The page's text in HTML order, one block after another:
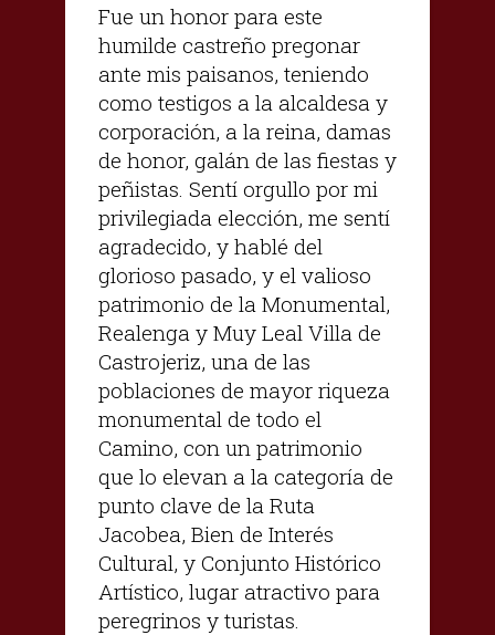
Fue un honor para este
humilde castreño pregonar
ante mis paisanos, teniendo
como testigos a la alcaldesa y
corporación, a la reina, damas
de honor, galán de las fiestas y
peñistas. Sentí orgullo por mi
privilegiada elección, me sentí
agradecido, y hablé del
glorioso pasado, y el valioso
patrimonio de la Monumental,
Realenga y Muy Leal Villa de
Castrojeriz, una de las
poblaciones de mayor riqueza
monumental de todo el
Camino, con un patrimonio
que lo elevan a la categoría de
punto clave de la Ruta
Jacobea, Bien de Interés
Cultural, y Conjunto Histórico
Artístico, lugar atractivo para
peregrinos y turistas.